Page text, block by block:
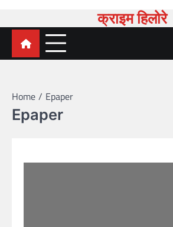
क्राइम हिलोरे
Home Epaper
Epaper